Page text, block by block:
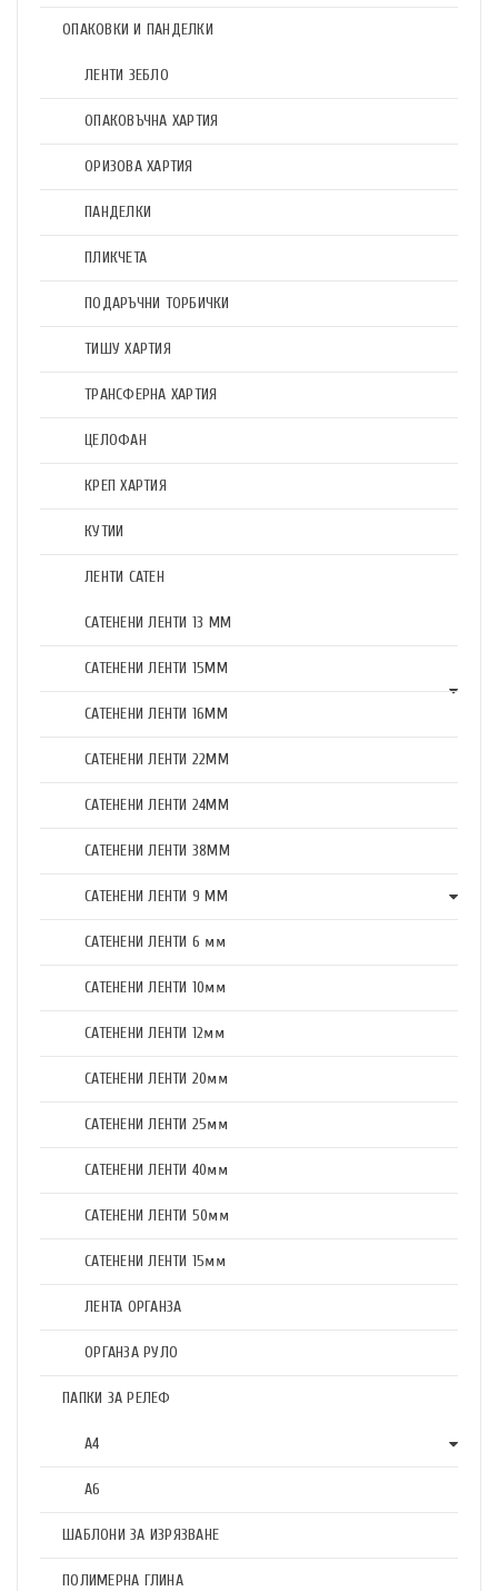
ОПАКОВКИ И ПАНДЕЛКИ
ЛЕНТИ ЗЕБЛО
ОПАКОВЪЧНА ХАРТИЯ
ОРИЗОВА ХАРТИЯ
ПАНДЕЛКИ
ПЛИКЧЕТА
ПОДАРЪЧНИ ТОРБИЧКИ
ТИШУ ХАРТИЯ
ТРАНСФЕРНА ХАРТИЯ
ЦЕЛОФАН
КРЕП ХАРТИЯ
КУТИИ
ЛЕНТИ САТЕН
САТЕНЕНИ ЛЕНТИ 13 ММ
САТЕНЕНИ ЛЕНТИ 15ММ
САТЕНЕНИ ЛЕНТИ 16ММ
САТЕНЕНИ ЛЕНТИ 22ММ
САТЕНЕНИ ЛЕНТИ 24ММ
САТЕНЕНИ ЛЕНТИ 38ММ
САТЕНЕНИ ЛЕНТИ 9 ММ
САТЕНЕНИ ЛЕНТИ 6 мм
САТЕНЕНИ ЛЕНТИ 10мм
САТЕНЕНИ ЛЕНТИ 12мм
САТЕНЕНИ ЛЕНТИ 20мм
САТЕНЕНИ ЛЕНТИ 25мм
САТЕНЕНИ ЛЕНТИ 40мм
САТЕНЕНИ ЛЕНТИ 50мм
САТЕНЕНИ ЛЕНТИ 15мм
ЛЕНТА ОРГАНЗА
ОРГАНЗА РУЛО
ПАПКИ ЗА РЕЛЕФ
А4
А6
ШАБЛОНИ ЗА ИЗРЯЗВАНЕ
ПОЛИМЕРНА ГЛИНА